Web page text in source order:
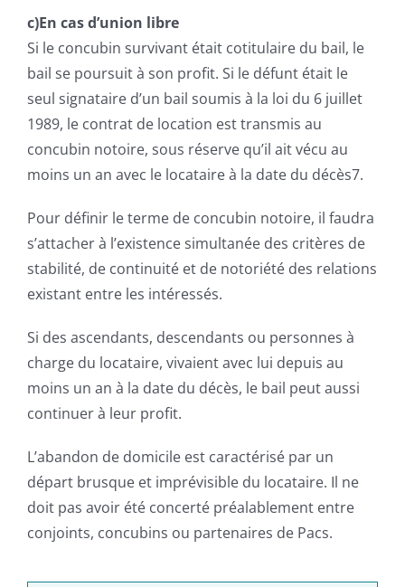
c)En cas d’union libre
Si le concubin survivant était cotitulaire du bail, le
bail se poursuit à son profit. Si le défunt était le
seul signataire d’un bail soumis à la loi du 6 juillet
1989, le contrat de location est transmis au
concubin notoire, sous réserve qu’il ait vécu au
moins un an avec le locataire à la date du décès7.
Pour définir le terme de concubin notoire, il faudra
s’attacher à l’existence simultanée des critères de
stabilité, de continuité et de notoriété des relations
existant entre les intéressés.
Si des ascendants, descendants ou personnes à
charge du locataire, vivaient avec lui depuis au
moins un an à la date du décès, le bail peut aussi
continuer à leur profit.
L’abandon de domicile est caractérisé par un
départ brusque et imprévisible du locataire. Il ne
doit pas avoir été concerté préalablement entre
conjoints, concubins ou partenaires de Pacs.